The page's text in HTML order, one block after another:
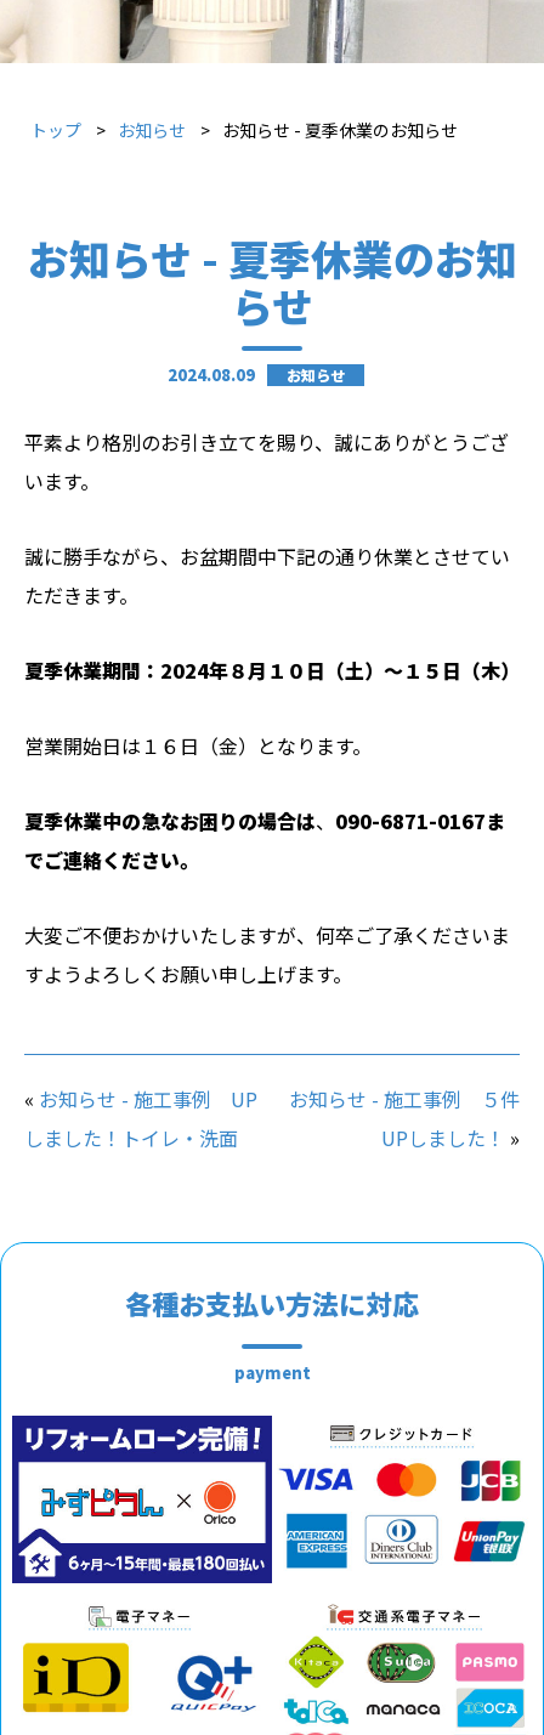
トップ お知らせ お知らせ - 夏季休業のお知らせ
お知らせ - 夏季休業のお知
らせ
2024.08.09 お知らせ
平素より格別のお引き立てを賜り、誠にありがとうござ
います。
誠に勝手ながら、お盆期間中下記の通り休業とさせてい
ただきます。
夏季休業期間：2024年８月１０日（土）～１５日（木）
営業開始日は１６日（金）となります。
夏季休業中の急なお困りの場合は、 090-6871-0167ま
でご連絡ください。
大変ご不便おかけいたしますが、何卒ご了承くださいま
すようよろしくお願い申し上げます。
« お知らせ - 施工事例 UP
しました！トイレ・洗面
お知らせ - 施工事例 ５件
UPしました！ »
各種お支払い方法に対応
payment